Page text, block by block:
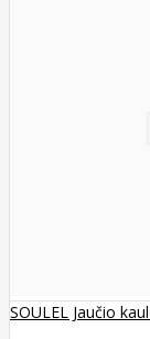
SOULEL Jaučio